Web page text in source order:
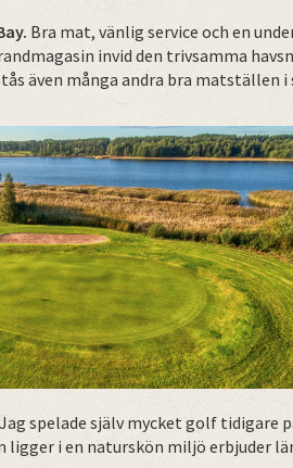
Bra mat, vänlig service och en
invid den trivsamma
även många andra bra matställen
spelade själv mycket golf tidigare
ligger i en naturskön miljö erbjuder